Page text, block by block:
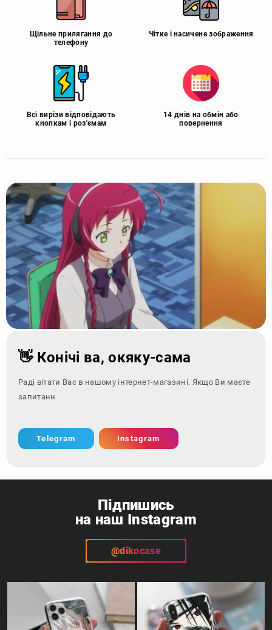
Щільне прилягання до
телефону
Чітке і насичене зображення
Всі вирізи відповідають
кнопкам і роз'ємам
14 днів на обмін або
повернення
👋 Конічі ва, окяку-сама
Раді вітати Вас в нашому інтернет-магазині. Якщо Ви маєте
запитання - зверніт
Telegram Instagram
Підпишись
на наш Instagram
@dikocase